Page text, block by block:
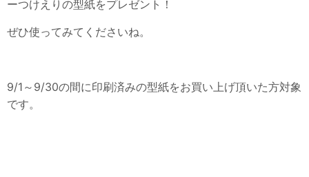
ーつけえりの型紙をプレゼント！
ぜひ使ってみてくださいね。
9/1～9/30の間に印刷済みの型紙をお買い上げ頂いた方対象
です。